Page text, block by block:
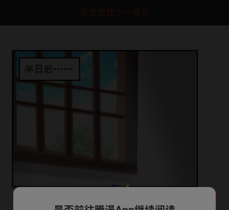
点击加载上一章节